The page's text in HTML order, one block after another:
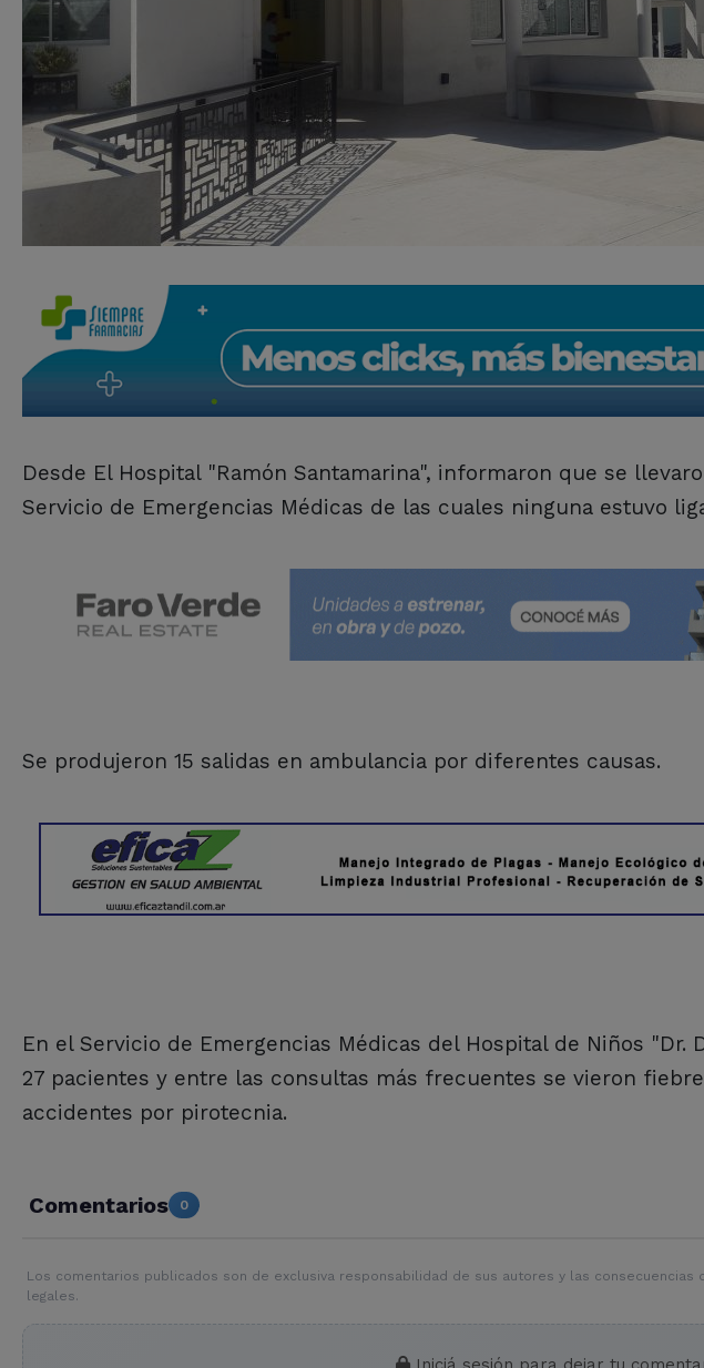
Desde El Hospital "Ramón Santamarina", informaron que se
Servicio de Emergencias Médicas de las cuales ninguna estuvo
Se produjeron 15 salidas en ambulancia por diferentes causas.
En el Servicio de Emergencias Médicas del Hospital de Niños "Dr.
27 pacientes y entre las consultas más frecuentes se vieron
accidentes por pirotecnia.
Comentarios 0
Los comentarios publicados son de exclusiva responsabilidad de sus autores y las
legales.